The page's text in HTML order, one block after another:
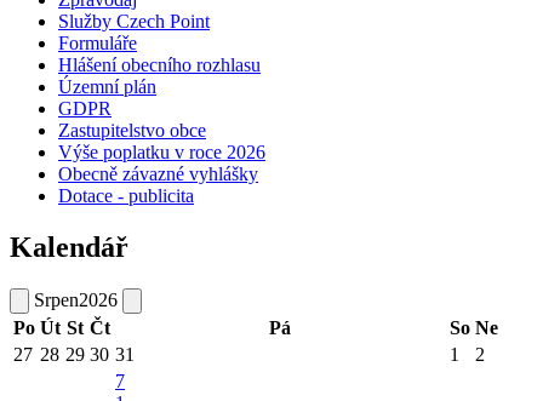
Služby Czech Point
Formuláře
Hlášení obecního rozhlasu
Územní plán
GDPR
Zastupitelstvo obce
Výše poplatku v roce 2026
Obecně závazné vyhlášky
Dotace - publicita
Kalendář
Srpen2026
Po Út St Čt Pá So Ne
27 28 29 30 31 1 2
7